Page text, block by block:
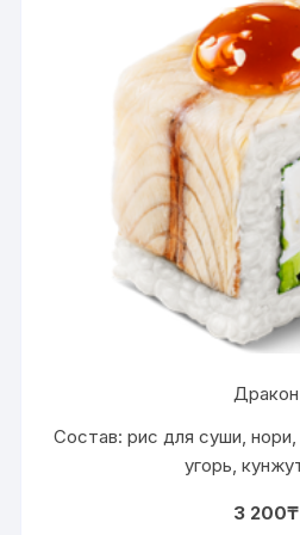
Дракон
Состав: рис для суши,
угорь,
3 200₸